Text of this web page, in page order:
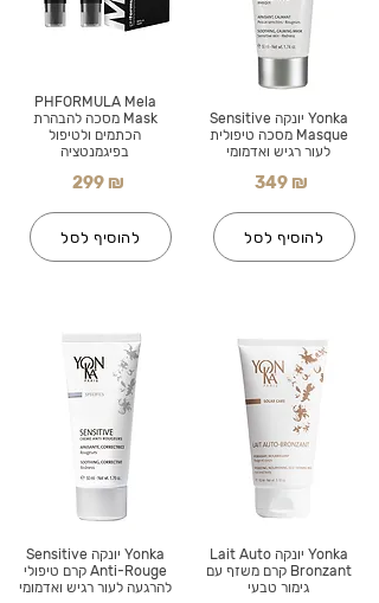
PHFORMULA Mela
Mask מסכה להבהרת
הכתמים ולטיפול
בפיגמנטציה
299 ₪
להוסיף לסל
Yonka יונקה Sensitive
Anti-Rouge קרם טיפולי
להרגעה לעור רגיש ואדמומי
Yonka יונקה Sensitive
Masque מסכה טיפולית
לעור רגיש ואדמומי
349 ₪
להוסיף לסל
Yonka יונקה Lait Auto
Bronzant קרם משזף עם
גימור טבעי